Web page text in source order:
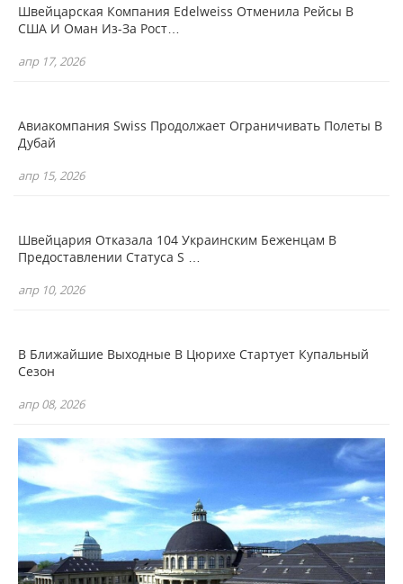
Швейцарская Компания Edelweiss Отменила Рейсы В
США И Оман Из-За Рост…
апр 17, 2026
Авиакомпания Swiss Продолжает Ограничивать Полеты В
Дубай
апр 15, 2026
Швейцария Отказала 104 Украинским Беженцам В
Предоставлении Статуса S …
апр 10, 2026
В Ближайшие Выходные В Цюрихе Стартует Купальный
Сезон
апр 08, 2026